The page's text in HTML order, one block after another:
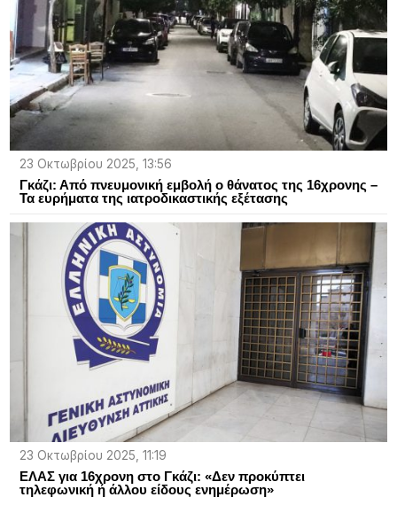
23 Οκτωβρίου 2025, 13:56
Γκάζι: Από πνευμονική εμβολή ο θάνατος της 16χρονης –
Τα ευρήματα της ιατροδικαστικής εξέτασης
23 Οκτωβρίου 2025, 11:19
ΕΛΑΣ για 16χρονη στο Γκάζι: «Δεν προκύπτει
τηλεφωνική ή άλλου είδους ενημέρωση»